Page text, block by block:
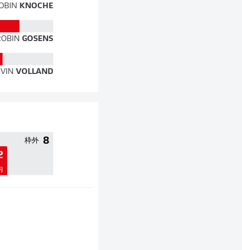
KNOCHE
GOSENS
VOLLAND
8
枠外